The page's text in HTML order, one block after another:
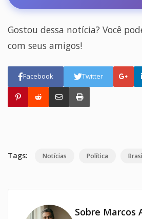
Gostou dessa notícia? Você
com seus amigos!
Facebook Twitter
Tags: Notícias Política
Sobre Marcos